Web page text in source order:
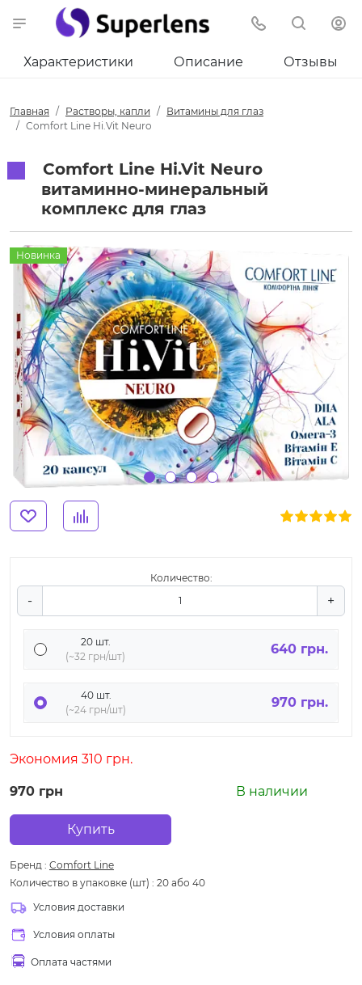
Характеристики Описание Отзывы
Главная Растворы, капли
Витамины для глаз
Comfort Line Hi.Vit Neuro
Comfort Line Hi.Vit Neuro
витаминно-минеральный
комплекс для глаз
Новинка
Количество:
- +
20 шт.
(~32 грн/шт)
640 грн.
40 шт.
(~24 грн/шт)
970 грн.
Экономия 310 грн.
970 грн В наличии
Купить
Бренд : Comfort Line
Количество в упаковке (шт) : 20 або 40
Условия доставки
Условия оплаты
Оплата частями